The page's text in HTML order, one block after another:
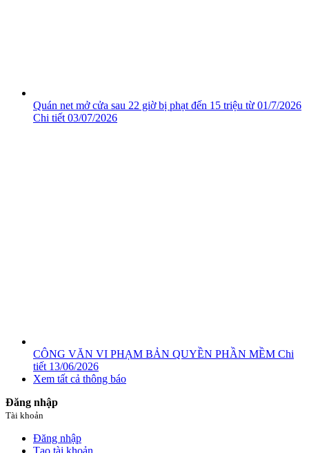
Quán net mở cửa sau 22 giờ bị phạt đến 15 triệu từ 01/7/2026
Chi tiết 03/07/2026
CÔNG VĂN VI PHẠM BẢN QUYỀN PHẦN MỀM Chi
tiết 13/06/2026
Xem tất cả thông báo
Đăng nhập
Tài khoản
Đăng nhập
Tạo tài khoản